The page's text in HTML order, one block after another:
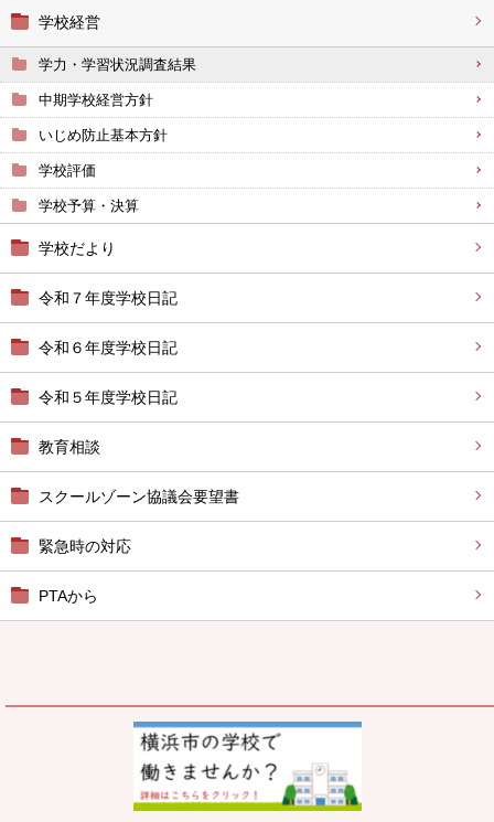
学校経営
学力・学習状況調査結果
中期学校経営方針
いじめ防止基本方針
学校評価
学校予算・決算
学校だより
令和７年度学校日記
令和６年度学校日記
令和５年度学校日記
教育相談
スクールゾーン協議会要望書
緊急時の対応
PTAから